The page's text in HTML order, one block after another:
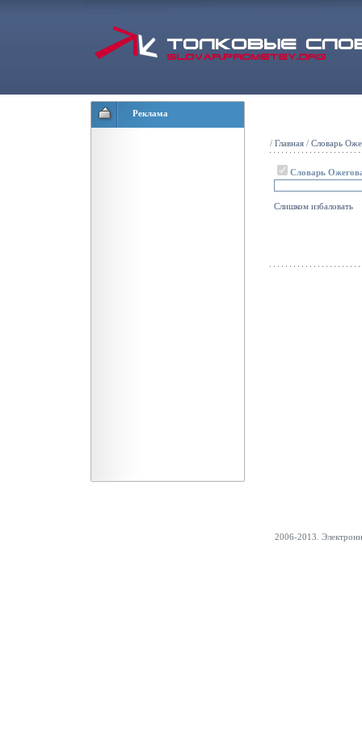
Реклама
/ Главная / Словарь
Словарь
Слишком избаловать
2006-2013.